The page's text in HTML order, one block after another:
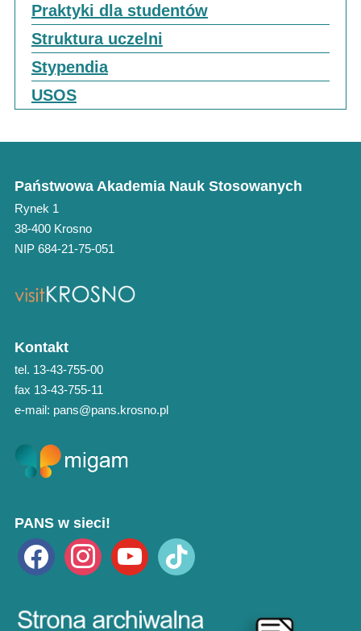
Praktyki dla studentów
Struktura uczelni
Stypendia
USOS
Państwowa Akademia Nauk Stosowanych
Rynek 1
38-400 Krosno
NIP 684-21-75-051
Kontakt
tel. 13-43-755-00
fax 13-43-755-11
e-mail: pans@pans.krosno.pl
PANS w sieci!
facebook instagramyoutube tiktok